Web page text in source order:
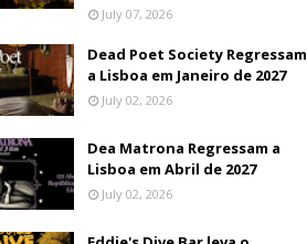
July 07, 2026
Dead Poet Society Regressam
a Lisboa em Janeiro de 2027
July 02, 2026
Dea Matrona Regressam a
Lisboa em Abril de 2027
July 02, 2026